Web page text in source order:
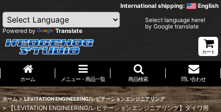
International shipping: English
Powered by Translate
Select language here!
by Google translate
カート
ホーム メニュー・商品一覧 商品検索 問い合わせ
ホーム > LEVITATION ENGINEERING/レビテーションエンジニアリング
> 【LEVITATION ENGINEERING/レビテーションエンジニアリング】ダイワ用